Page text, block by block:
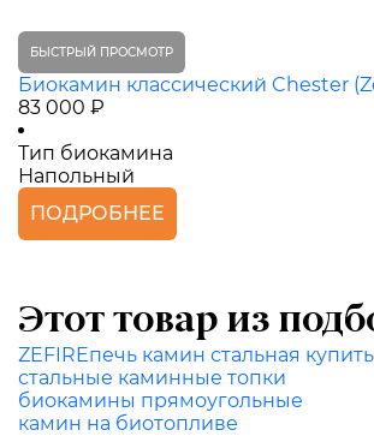
БЫСТРЫЙ ПРОСМОТР
Биокамин классический Chester
83 000 ₽
Тип биокамина
Напольный
ПОДРОБНЕЕ
Этот товар из
ZEFIREпечь камин стальная купить
стальные каминные топки
биокамины прямоугольные
камин на биотопливе